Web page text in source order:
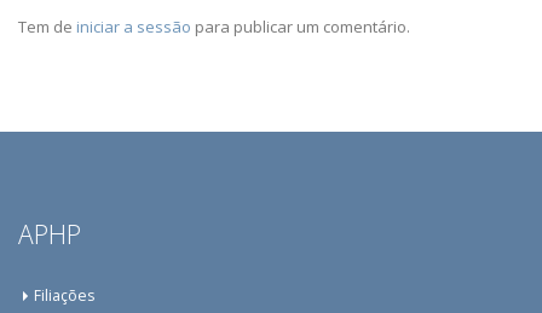
Tem de iniciar a sessão para publicar um comentário.
APHP
Filiações